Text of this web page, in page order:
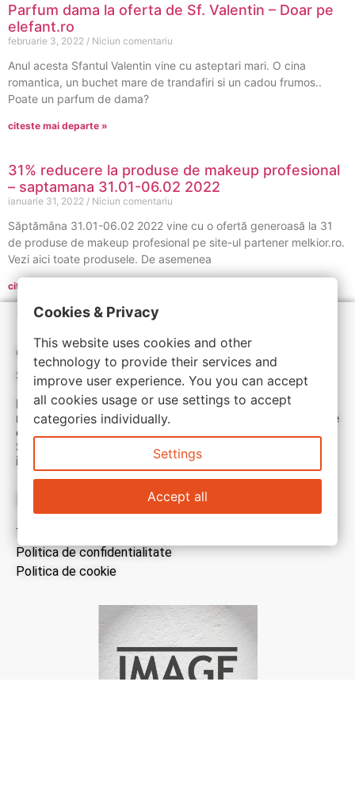
Parfum dama la oferta de Sf. Valentin – Doar pe
elefant.ro
februarie 3, 2022 Niciun comentariu
Anul acesta Sfantul Valentin vine cu asteptari mari. O cina
romantica, un buchet mare de trandafiri si un cadou frumos..
Poate un parfum de dama?
citeste mai departe »
31% reducere la produse de makeup profesional
– saptamana 31.01-06.02 2022
ianuarie 31, 2022 Niciun comentariu
Săptămâna 31.01-06.02 2022 vine cu o ofertă generoasă la 31
de produse de makeup profesional pe site-ul partener melkior.ro.
Vezi aici toate produsele. De asemenea
citeste mai departe »
Cele mai noi oferte, reduceri de preț
și cupoane de reducere
Ramai aproape de noi. Zilnic actualizam ofertele
magazinelor partenere. Cu siguranta vei gasi ceea ce
cauti la pret avantajos.
Sunteti aici pentru reduceri inteligente si cumpărături
inspirate
Termeni si conditii
Politica de confidentialitate
Politica de cookie
Cookies & Privacy
This website uses cookies and other
technology to provide their services and
improve user experience. You you can accept
all cookies usage or use settings to accept
categories individually.
Settings
Accept all